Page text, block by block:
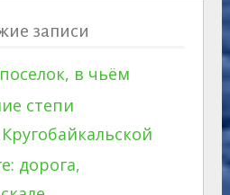
записи
в чьём
степи
дорога,